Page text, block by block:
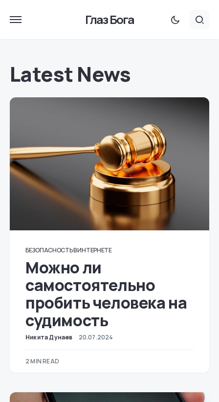
Глаз Бога
Latest News
БЕЗОПАСНОСТЬ В ИНТЕРНЕТЕ
Можно ли
самостоятельно
пробить человека на
судимость
Никита Дунаев 20.07.2024
2 MIN READ